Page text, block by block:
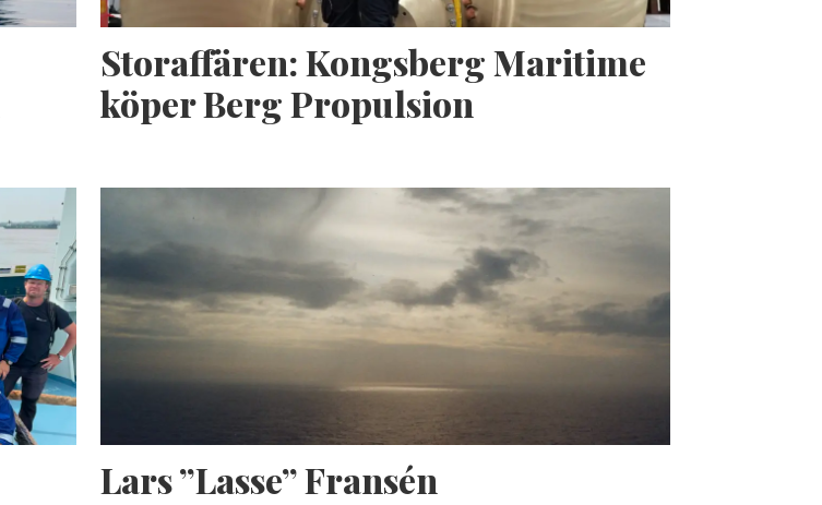
Storaffären: Kongsberg Maritime
köper Berg Propulsion
Lars ”Lasse” Fransén